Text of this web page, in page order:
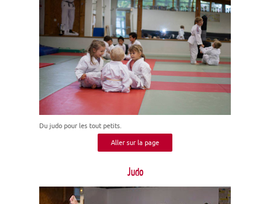
Du judo pour les tout petits.
Aller sur la page
Judo